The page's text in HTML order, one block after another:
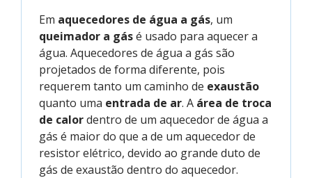
Em aquecedores de água a gás, um
queimador a gásé usado para aquecer a
água. Aquecedores de água a gás são
projetados de forma diferente, pois
requerem tanto um caminho de exaustão
quanto uma entrada de ar. A área de troca
de calordentro de um aquecedor de água a
gás é maior do que a de um aquecedor de
resistor elétrico, devido ao grande duto de
gás de exaustão dentro do aquecedor.